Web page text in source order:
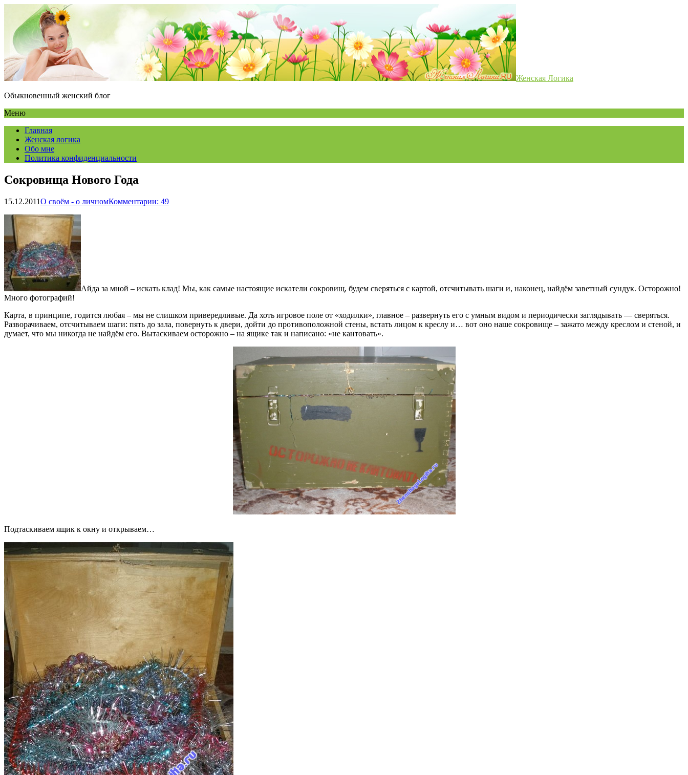
Женская Логика
Обыкновенный женский блог
Меню
Главная
Женская логика
Обо мне
Политика конфиденциальности
Сокровища Нового Года
15.12.2011О своём - о личномКомментарии: 49
Айда за мной – искать клад! Мы, как самые настоящие искатели сокровищ, будем сверяться с картой, отсчитывать шаги и, наконец, найдём заветный сундук. Осторожно!
Много фотографий!
Карта, в принципе, годится любая – мы не слишком привередливые. Да хоть игровое поле от «ходилки», главное – развернуть его с умным видом и периодически заглядывать — сверяться.
Разворачиваем, отсчитываем шаги: пять до зала, повернуть к двери, дойти до противоположной стены, встать лицом к креслу и… вот оно наше сокровище – зажато между креслом и стеной, и
думает, что мы никогда не найдём его. Вытаскиваем осторожно – на ящике так и написано: «не кантовать».
Подтаскиваем ящик к окну и открываем…